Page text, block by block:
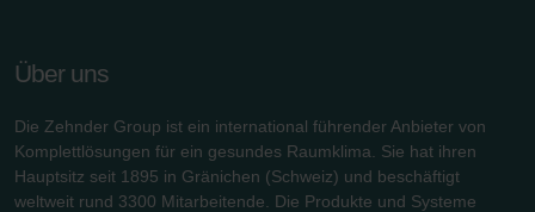
Über uns
Die Zehnder Group ist ein international führender Anbieter von
Komplettlösungen für ein gesundes Raumklima. Sie hat ihren
Hauptsitz seit 1895 in Gränichen (Schweiz) und beschäftigt
weltweit rund 3300 Mitarbeitende. Die Produkte und Systeme